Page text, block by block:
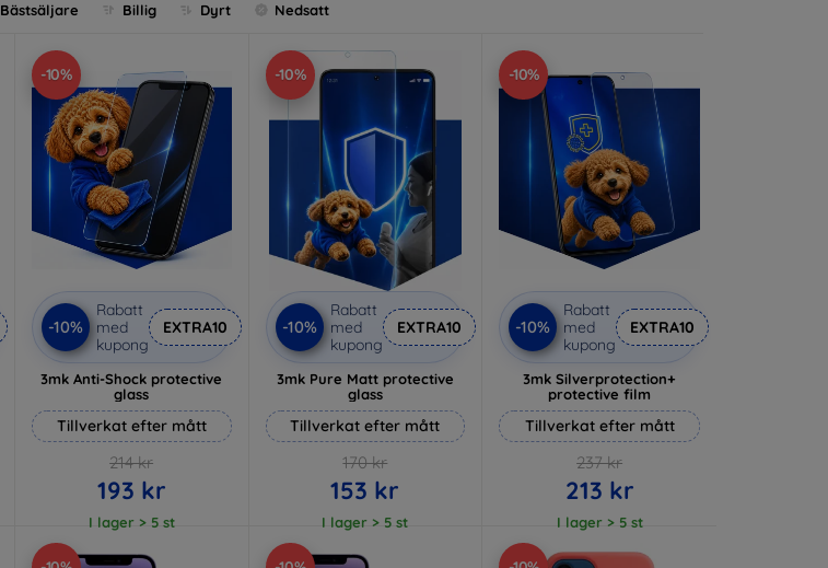
Bästsäljare Billig Dyrt Nedsatt
-10%
-10%
Rabatt
med
kupong
EXTRA10
3mk Anti-Shock protective
glass
Tillverkat efter mått
214 kr
193 kr
I lager > 5 st
-10%
-10%
Rabatt
med
kupong
EXTRA10
3mk Pure Matt protective
glass
Tillverkat efter mått
170 kr
153 kr
I lager > 5 st
-10%
-10%
Rabatt
med
kupong
EXTRA10
3mk Silverprotection+
protective film
Tillverkat efter mått
237 kr
213 kr
I lager > 5 st